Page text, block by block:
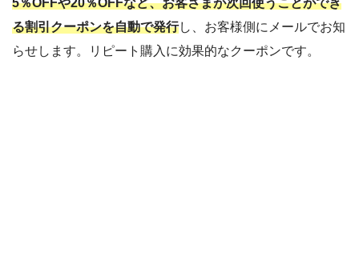
る割引クーポンを自動で発行し、お客様側にメールでお知
らせします。リピート購入に効果的なクーポンです。